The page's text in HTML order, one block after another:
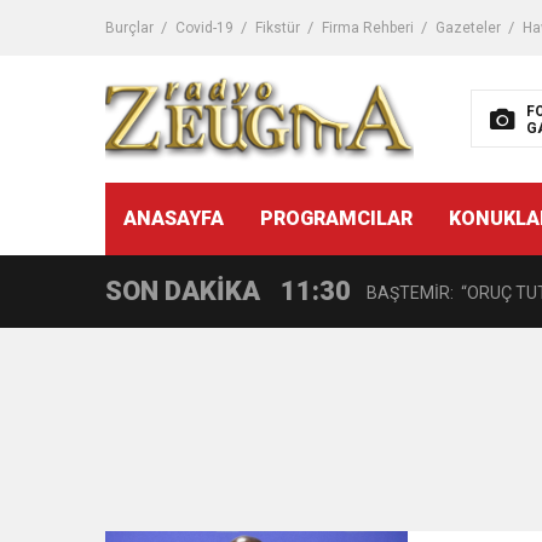
Burçlar Covid-19 Fikstür Firma Rehberi Gazeteler
ANASAYFA PROGRAMCILAR
SON DAKİKA
14:08 Gaziantep FK o yıldızı
11:59 GÖĞÜS HASTALIKLARI
11:30 BAŞTEMİR: “ORUÇ